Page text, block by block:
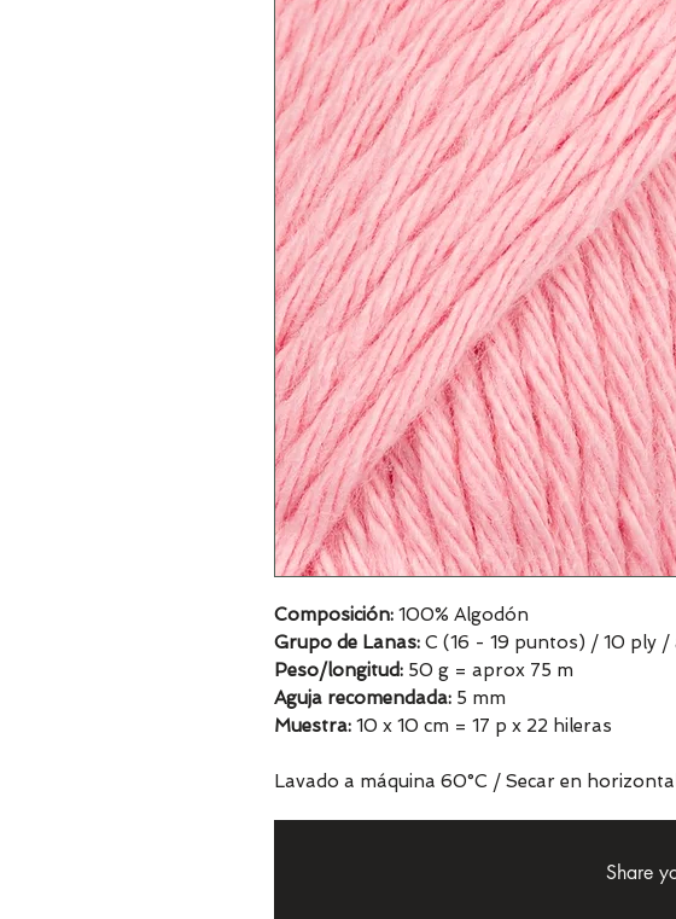
Composición: 100% Algodón
Grupo de Lanas: C (16 - 19 puntos) / 10 ply
Peso/longitud: 50 g = aprox 75 m
Aguja recomendada: 5 mm
Muestra: 10 x 10 cm = 17 p x 22 hileras
Lavado a máquina 60°C / Secar en
Share